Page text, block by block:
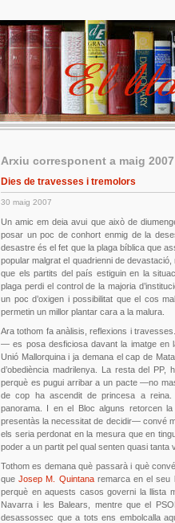
Arxiu corresponent a maig 2007
Dies de travesses i tremolors
30 maig 2007
Un amic em deia avui que això de
posar un poc de conhort enmig de la
desastre és el fet que la plaga bíblica que
popular malgrat el quadrienni de
que els partits del país estiguin en la
plaga perdi el control de la majoria
un poc d’oxigen i possibilitat que el cos
permetin un millor plantar cara a la malura.
Ara tothom fa anàlisis, reflexions i
— es posa desficiosa davant la imatge en
Unió Mallorquina i ja demana el cap de
d’obediència madrilenya. La resta del
perquè es pugui arribar a un pacte —no
de cop ha ascendit de princesa a reina.
panorama. I en el Bloc alguns retorcen
presentàs la necessitat de decidir— convé
els seria perdonat en la mesura que en
poder a un partit pel qual senten quasi tanta
Tothom es demana què passarà i què
queJosep M. Quintanaremarca en el seu
perquè en aquests casos governi la llista
Navarra i les Balears, mentre que el
desassossec que a tots ens embolcalla